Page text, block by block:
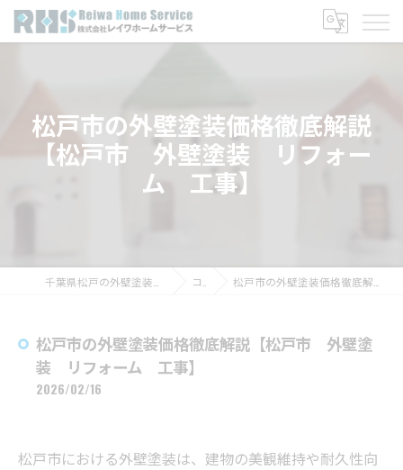
松戸市の外壁塗装価格徹底解説
【松戸市 外壁塗装 リフォー
ム 工事】
コラム 松戸市の外壁塗装価格徹底解説【松戸市 外壁塗装 リフォーム 工事】
松戸市の外壁塗装価格徹底解説【松戸市 外壁塗
装 リフォーム 工事】
2026/02/16
松戸市における外壁塗装は、建物の美観維持や耐久性向